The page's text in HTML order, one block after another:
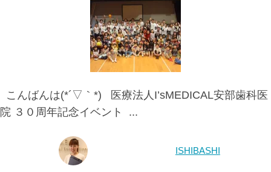
こんばんは(*´▽｀*) 医療法人I’sMEDICAL安部歯科医
院 ３０周年記念イベント ...
ISHIBASHI